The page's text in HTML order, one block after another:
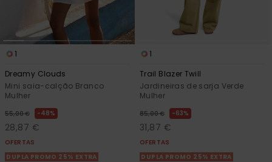
1
Dreamy Clouds
Mini saia-calção Branco
Mulher
55,00 € 48%
28,87 €
OFERTAS
DUPLA PROMO 25% EXTRA
1
Trail Blazer Twill
Jardineiras de sarja Verde
Mulher
85,00 € 63%
31,87 €
OFERTAS
DUPLA PROMO 25% EXTRA